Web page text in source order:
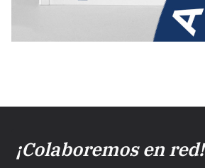
¡Colaboremos en red!